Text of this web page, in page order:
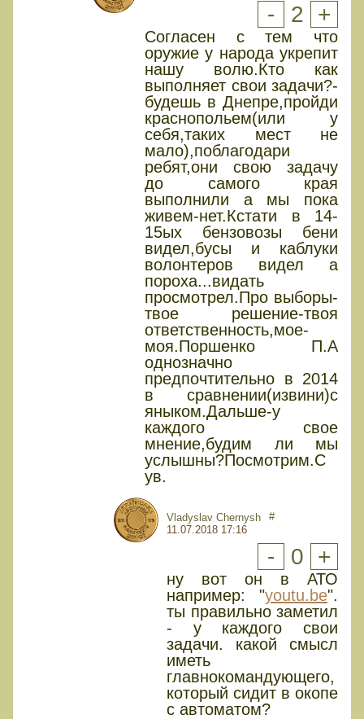
- 2 +
Согласен с тем что
оружие у народа укрепит
нашу волю.Кто как
выполняет свои задачи?-
будешь в Днепре,пройди
краснопольем(или у
себя,таких мест не
мало),поблагодари
ребят,они свою задачу
до самого края
выполнили а мы пока
живем-нет.Кстати в 14-
15ых бензовозы бени
видел,бусы и каблуки
волонтеров видел а
пороха...видать
просмотрел.Про выборы-
твое решение-твоя
ответственность,мое-
моя.Поршенко П.А
однозначно
предпочтительно в 2014
в сравнении(извини)с
яныком.Дальше-у
каждого свое
мнение,будим ли мы
услышны?Посмотрим.С
ув.
Vladyslav Chernysh
11.07.2018 17:16
#
- 0 +
ну вот он в АТО
например: "youtu.be".
ты правильно заметил
- у каждого свои
задачи. какой смысл
иметь
главнокомандующего,
который сидит в окопе
с автоматом?